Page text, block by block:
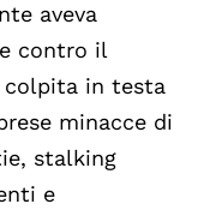
aveva
contro il
in testa
minacce di
stalking
e